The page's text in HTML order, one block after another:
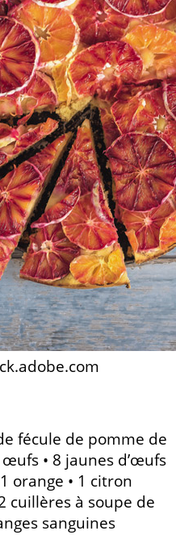
fécule de pomme de
• 8 jaunes d’œufs
orange • 1 citron
cuillères à soupe de
sanguines